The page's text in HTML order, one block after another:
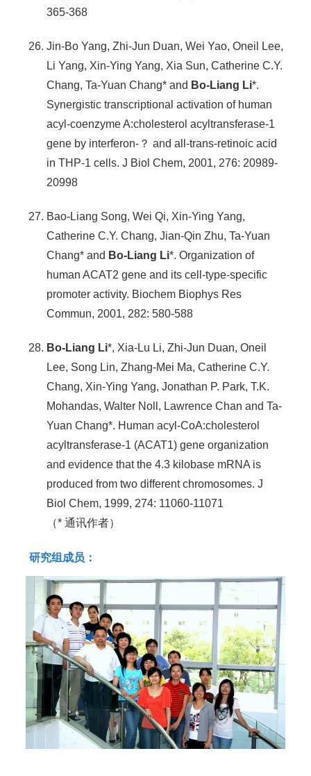
365-368
Jin-Bo Yang, Zhi-Jun Duan, Wei Yao, Oneil Lee,
Li Yang, Xin-Ying Yang, Xia Sun, Catherine C.Y.
Chang, Ta-Yuan Chang* and Bo-Liang Li*.
Synergistic transcriptional activation of human
acyl-coenzyme A:cholesterol acyltransferase-1
gene by interferon-？ and all-trans-retinoic acid
in THP-1 cells. J Biol Chem, 2001, 276: 20989-
20998
Bao-Liang Song, Wei Qi, Xin-Ying Yang,
Catherine C.Y. Chang, Jian-Qin Zhu, Ta-Yuan
Chang* and Bo-Liang Li*. Organization of
human ACAT2 gene and its cell-type-specific
promoter activity. Biochem Biophys Res
Commun, 2001, 282: 580-588
Bo-Liang Li*, Xia-Lu Li, Zhi-Jun Duan, Oneil
Lee, Song Lin, Zhang-Mei Ma, Catherine C.Y.
Chang, Xin-Ying Yang, Jonathan P. Park, T.K.
Mohandas, Walter Noll, Lawrence Chan and Ta-
Yuan Chang*. Human acyl-CoA:cholesterol
acyltransferase-1 (ACAT1) gene organization
and evidence that the 4.3 kilobase mRNA is
produced from two different chromosomes. J
Biol Chem, 1999, 274: 11060-11071
（* 通讯作者）
研究组成员：